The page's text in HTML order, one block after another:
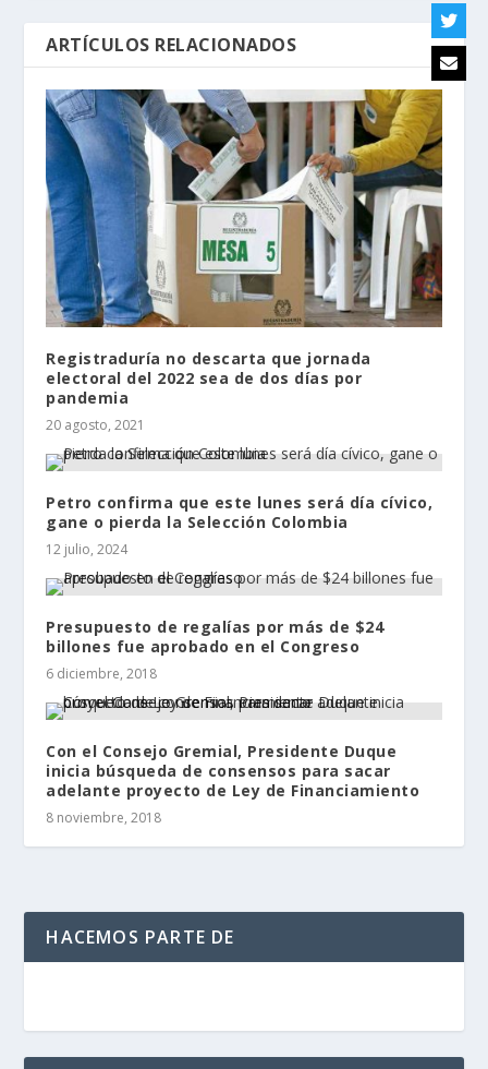
ARTÍCULOS RELACIONADOS
Registraduría no descarta que jornada
electoral del 2022 sea de dos días por
pandemia
20 agosto, 2021
Petro confirma que este lunes será día cívico,
gane o pierda la Selección Colombia
12 julio, 2024
Presupuesto de regalías por más de $24
billones fue aprobado en el Congreso
6 diciembre, 2018
Con el Consejo Gremial, Presidente Duque
inicia búsqueda de consensos para sacar
adelante proyecto de Ley de Financiamiento
8 noviembre, 2018
HACEMOS PARTE DE